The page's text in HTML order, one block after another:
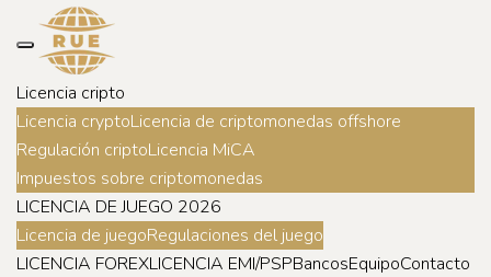
Licencia cripto
Licencia cryptoLicencia de criptomonedas offshore
Regulación criptoLicencia MiCA
Impuestos sobre criptomonedas
LICENCIA DE JUEGO 2026
Licencia de juegoRegulaciones del juego
LICENCIA FOREXLICENCIA EMI/PSPBancosEquipoContacto